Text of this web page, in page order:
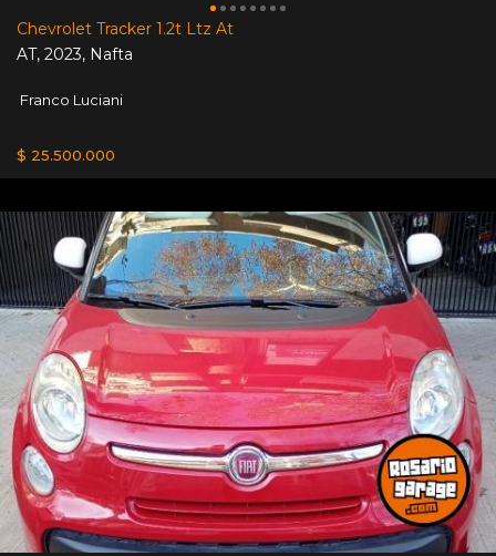
Chevrolet Tracker 1.2t Ltz At
AT, 2023, Nafta
Franco Luciani
$ 25.500.000